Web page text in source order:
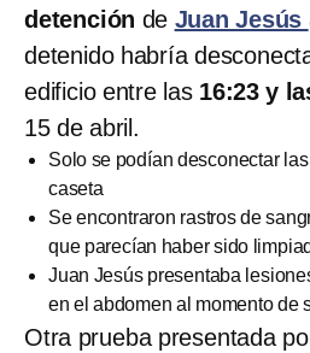
detención de Juan Jesús
detenido habría
edificio entre las 16:23 y
15 de abril.
Solo se podían desconectar
caseta
Se encontraron rastros de
que parecían haber sido
Juan Jesús presentaba
en el abdomen al momento de
Otra prueba presentada